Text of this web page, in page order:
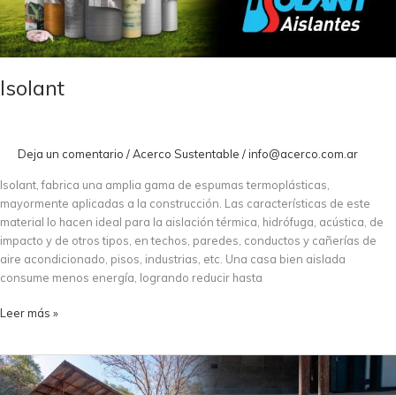
Isolant
Deja un comentario /Acerco Sustentable / info@acerco.com.ar
Isolant, fabrica una amplia gama de espumas termoplásticas,
mayormente aplicadas a la construcción. Las características de este
material lo hacen ideal para la aislación térmica, hidrófuga, acústica, de
impacto y de otros tipos, en techos, paredes, conductos y cañerías de
aire acondicionado, pisos, industrias, etc. Una casa bien aislada
consume menos energía, logrando reducir hasta
Leer más »
Arquitectura